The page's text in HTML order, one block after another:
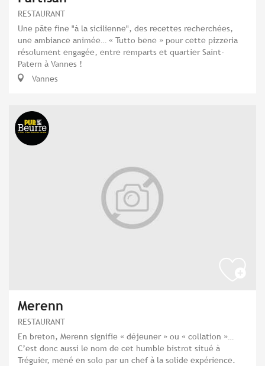
RESTAURANT
Une pâte fine "à la sicilienne", des recettes recherchées,
une ambiance animée… « Tutto bene » pour cette pizzeria
résolument engagée, entre remparts et quartier Saint-
Patern à Vannes !
Vannes
Merenn
RESTAURANT
En breton, Merenn signifie « déjeuner » ou « collation »…
C’est donc aussi le nom de cet humble bistrot situé à
Tréguier, mené en solo par un chef à la solide expérience.